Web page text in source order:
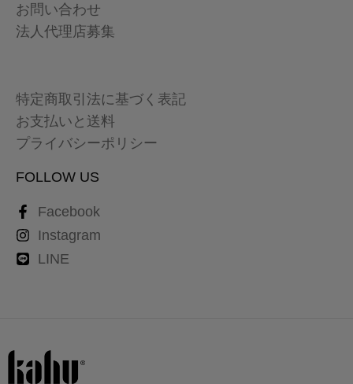
お問い合わせ
法人代理店募集
特定商取引法に基づく表記
お支払いと送料
プライバシーポリシー
FOLLOW US
Facebook
Instagram
LINE